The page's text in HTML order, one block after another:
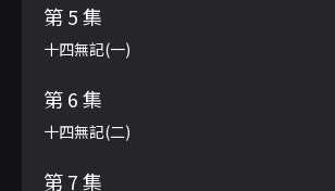
第 5 集
十四無記(一)
第 6 集
十四無記(二)
第 7 集